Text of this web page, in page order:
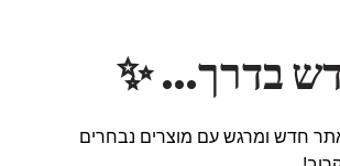
בדרך… ✨
חדש ומרגש עם מוצרים נבחרים